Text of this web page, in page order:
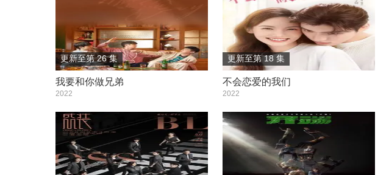
更新至第 26 集
我要和你做兄弟
2022
更新至第 18 集
不会恋爱的我们
2022